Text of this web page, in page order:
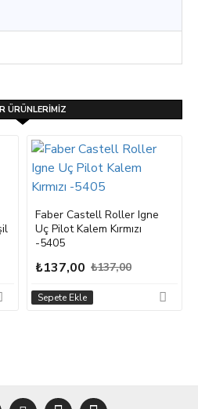
ÜRÜNLERIMIZ
Faber Castell Roller Igne
Uç Pilot Kalem Kırmızı
-5405
₺137,00 ₺137,00
Sepete Ekle